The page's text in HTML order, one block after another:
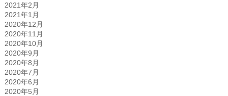
2021年2月
2021年1月
2020年12月
2020年11月
2020年10月
2020年9月
2020年8月
2020年7月
2020年6月
2020年5月